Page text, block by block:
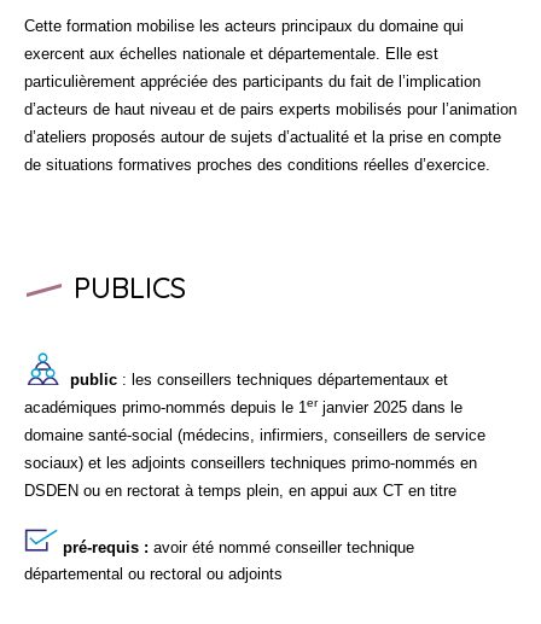
Cette formation mobilise les acteurs principaux du domaine qui
exercent aux échelles nationale et départementale. Elle est
particulièrement appréciée des participants du fait de l’implication
d’acteurs de haut niveau et de pairs experts mobilisés pour l’animation
d’ateliers proposés autour de sujets d’actualité et la prise en compte
de situations formatives proches des conditions réelles d’exercice.
PUBLICS
public : les conseillers techniques départementaux et
académiques primo-nommés depuis le 1erjanvier 2025 dans le
domaine santé-social (médecins, infirmiers, conseillers de service
sociaux) et les adjoints conseillers techniques primo-nommés en
DSDEN ou en rectorat à temps plein, en appui aux CT en titre
pré-requis : avoir été nommé conseiller technique
départemental ou rectoral ou adjoints